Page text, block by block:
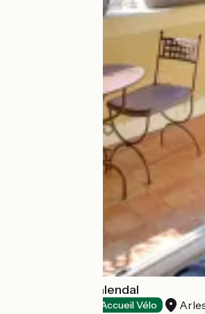
Hotel Spa Le Calendal
Accueil Vélo